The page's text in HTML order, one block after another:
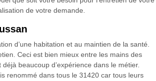
de votre demande.
d’une habitation et au maintien de la santé.
Ceci est bien mieux entre les mains des
beaucoup d’expérience dans le métier.
renommé dans tous le 31420 car tous leurs